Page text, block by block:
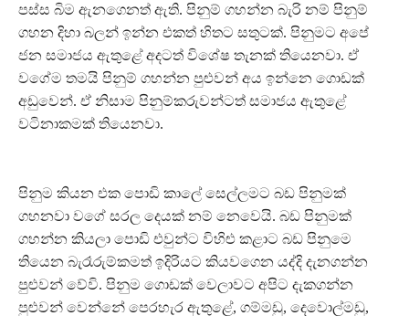
පස්ස බිම ඇනගෙනත් ඇති. පිනුම් ගහන්න බැරි නම් පිනුම්
ගහන දිහා බලන් ඉන්න එකත් හිතට සතුටක්. පිනුමට අපේ
ජන සමාජය ඇතුළේ අදටත් විශේෂ තැනක් තියෙනවා. ඒ
වගේම තමයි පිනුම් ගහන්න පුළුවන් අය ඉන්නෙ ගොඩක්
අඩුවෙන්. ඒ නිසාම පිනුම්කරුවන්ටත් සමාජය ඇතුළේ
වටිනාකමක් තියෙනවා.
පිනුම කියන එක පොඩි කාලේ සෙල්ලමට බඩ පිනුමක්
ගහනවා වගේ සරල දෙයක් නම් නෙවෙයි. බඩ පිනුමක්
ගහන්න කියලා පොඩි එවුන්ට විහිළු කළාට බඩ පිනුමෙ
තියෙන බැරෑරුම්කමත් ඉදිරියට කියවගෙන යද්දි දැනගන්න
පුළුවන් වේවි. පිනුම ගොඩක් වෙලාවට අපිට දැකගන්න
පුළුවන් වෙන්නේ පෙරහැර ඇතුළේ, ගම්මඩු, දෙවොල්මඩු,